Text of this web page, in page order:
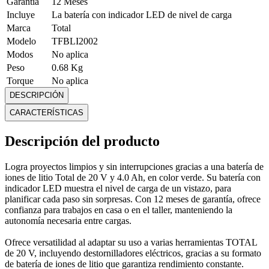
Incluye
La batería con indicador LED de nivel de carga
Marca
Total
Modelo
TFBLI2002
Modos
No aplica
Peso
0.68 Kg
Torque
No aplica
Velocidad
No aplica
Voltaje
20 V
Mostrar más
DESCRIPCIÓN
CARACTERÍSTICAS
Descripción del producto
Logra proyectos limpios y sin interrupciones gracias a una batería de
iones de litio Total de 20 V y 4.0 Ah, en color verde. Su batería con
indicador LED muestra el nivel de carga de un vistazo, para
planificar cada paso sin sorpresas. Con 12 meses de garantía, ofrece
confianza para trabajos en casa o en el taller, manteniendo la
autonomía necesaria entre cargas.
Ofrece versatilidad al adaptar su uso a varias herramientas TOTAL
de 20 V, incluyendo destornilladores eléctricos, gracias a su formato
de batería de iones de litio que garantiza rendimiento constante.